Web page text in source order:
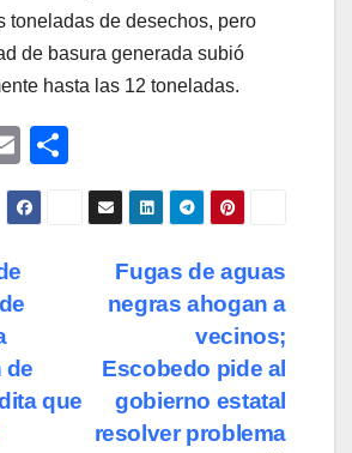
toneladas de desechos, pero
de basura generada subió
hasta las 12 toneladas.
E
m
ail
o
m
Fugas de aguas
negras ahogan a
vecinos;
Escobedo pide al
gobierno estatal
resolver problema
de
que